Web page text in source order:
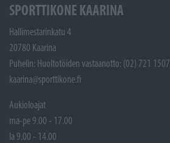
SPORTTIKONE KAARINA
Hallimestarinkatu 4
20780 Kaarina
Puhelin: Huoltotöiden vastaanotto: (02) 721 1507
kaarina@sporttikone.fi
Aukioloajat
ma-pe 9.00 - 17.00
la 9.00 - 14.00